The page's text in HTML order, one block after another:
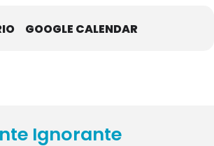
GOOGLE CALENDAR
Ignorante